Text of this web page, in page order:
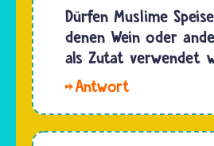
aber
nicht oft,
denn
Fleisch…
keine
ausdrückliche
Regel, die
verbietet
aufzustehen,
wenn
Dürfen Muslime
denen Wein oder
als Zutat verwendet
Viele